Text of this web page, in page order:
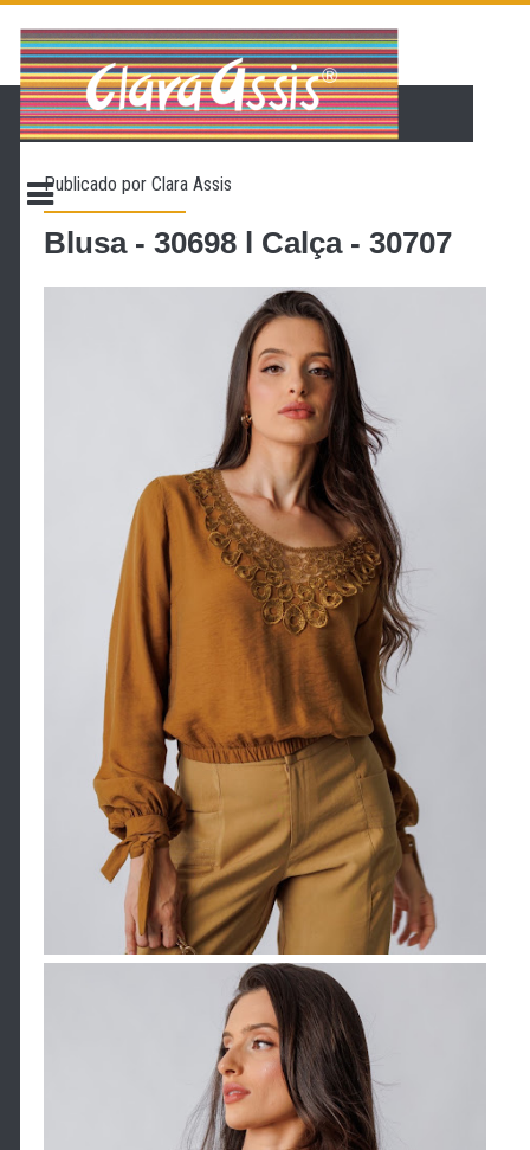
PÁGINA INICIAL
LOJA VIRTUAL
CONTATO
PROMOÇÃO
Publicado porClara Assis
Blusa - 30698 l Calça - 30707